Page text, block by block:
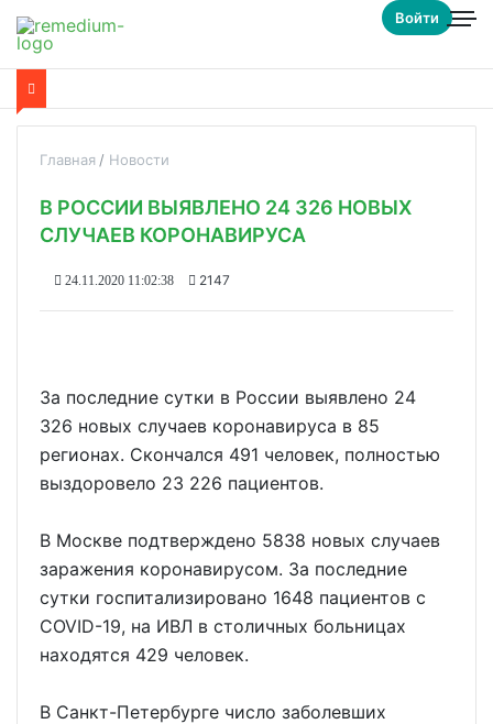
Войти
Главная Новости
В РОССИИ ВЫЯВЛЕНО 24 326 НОВЫХ
СЛУЧАЕВ КОРОНАВИРУСА
24.11.2020 11:02:38 2147
За последние сутки в России выявлено 24
326 новых случаев коронавируса в 85
регионах. Скончался 491 человек, полностью
выздоровело 23 226 пациентов.
В Москве подтверждено 5838 новых случаев
заражения коронавирусом. За последние
сутки госпитализировано 1648 пациентов с
COVID-19, на ИВЛ в столичных больницах
находятся 429 человек.
В Санкт-Петербурге число заболевших